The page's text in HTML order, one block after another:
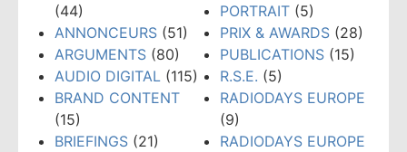
(44)
ANNONCEURS (51)
ARGUMENTS (80)
AUDIO DIGITAL (115)
BRAND CONTENT
(15)
BRIEFINGS (21)
PORTRAIT (5)
PRIX & AWARDS (28)
PUBLICATIONS (15)
R.S.E. (5)
RADIODAYS EUROPE
(9)
RADIODAYS EUROPE